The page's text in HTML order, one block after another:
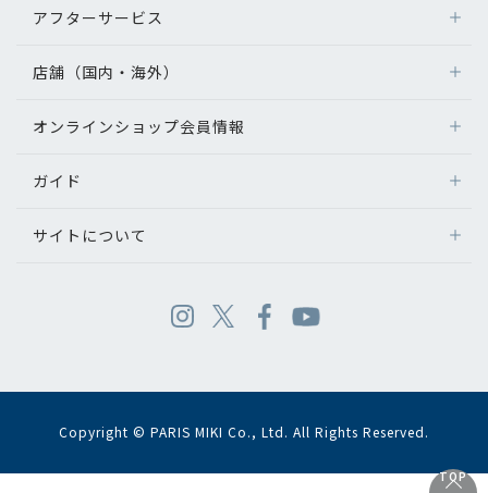
TOP
アフターサービス
店舗（国内・海外）
オンラインショップ会員情報
ガイド
サイトについて
Copyright © PARIS MIKI Co., Ltd. All Rights Reserved.